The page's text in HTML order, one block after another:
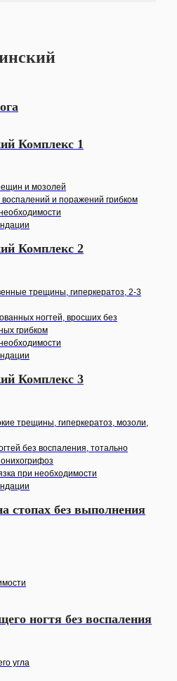
Комплекс 1
и мозолей
и поражений грибком
Комплекс 2
трещины, гиперкератоз, 2-3
ногтей, вросших без
грибком
Комплекс 3
трещины, гиперкератоз, мозоли,
без воспаления, тотально
при необходимости
стопах без выполнения
ногтя без воспаления
угла